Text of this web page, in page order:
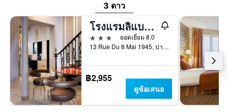
3 ดาว
โรงแรมลิแบร์เตล การ์เดอแลสต์ ฟรองเซส์
3 ดาว
ยอดเยี่ยม 8.0
13 Rue Du 8 Mai 1945, ปารีส, ฝรั่งเศส
฿2,955
ดูข้อเสนอ